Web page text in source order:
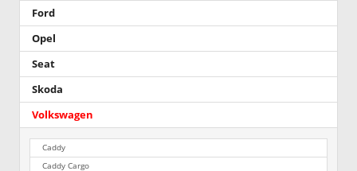
Ford
Opel
Seat
Skoda
Volkswagen
Caddy
Caddy Cargo